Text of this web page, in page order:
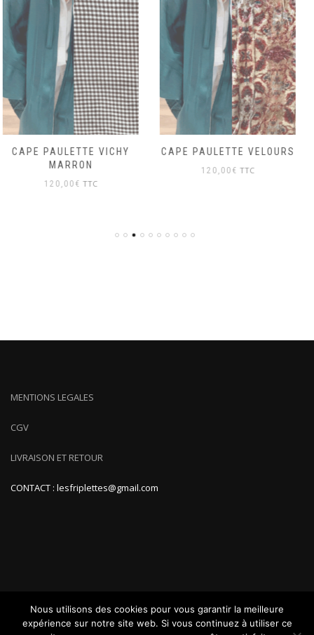
CAPE PAULETTE VELOURS
120,00€ TTC
KIMONO JEANNE FLEURS
95,00 € TTC
MENTIONS LEGALES
CGV
LIVRAISON ET RETOUR
CONTACT : lesfriplettes@gmail.com
Nous utilisons des cookies pour vous garantir la meilleure
expérience sur notre site web. Si vous continuez à utiliser ce